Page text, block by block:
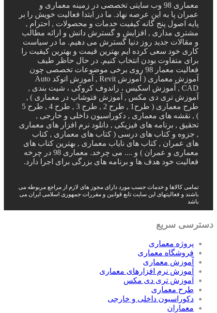
معماری 98 وب سایتی تخصصی در زمینه معماری و
پا به این عرصه نهاد. ما در ابتدا فعالیت خویش را بر
اصول پنج گانه کیفیت خدمات و محصولات , احترام ,
مداری , افزایش و گسترش دانش و ارائه مطالب
جدید روز دنیا گسترش می دهیم. ما در سیاست
خود سعی کرده ایم بهترین قیمت و بهترین کیفیت را
متفاوت بودن انتخاب کنیم. در حال حاظر طیف
فعالیت معمار 98 روی برخی موضوعات تخصصی چون
آموزش معماری ( آموزش Revit , آموزش اتوکد Auto
CAD , آموزش اسکیس ، راندوف کروکی ، شیت بندی ,
تری دی مکس , آموزش فتوشاپ در معماری ) ,
طرح معماری ( طرح1 , طرح 2 , طرح 3 , طرح 4 , طرح 5
های معماری , دکوراسیون داخلی و خارجی ,
, برنامه های فیزیکی , دانلود نرم افزار های معماری
و کتاب های درسی ( کتاب های معماری , کتاب
عمران , کتاب های نایاب معماری , بهترین کتاب های
معماری و عمران ) و .... می چرخد. معماری 98 در چرخه
خود هدف ها و برنامه های بزرگی برای اجرا دارد.
کالاها و خدمات حسب مورد دارای مجوز های لازم از مراجع مربوطه می
و فعالیتهای این سایت تابع قوانین و مقررات جمهوری اسلامی ایران می
سریع
معماری
معماری
معماری
نرم افزارهای معماری
تری دی مکس
معماری
داخلی و خارجی